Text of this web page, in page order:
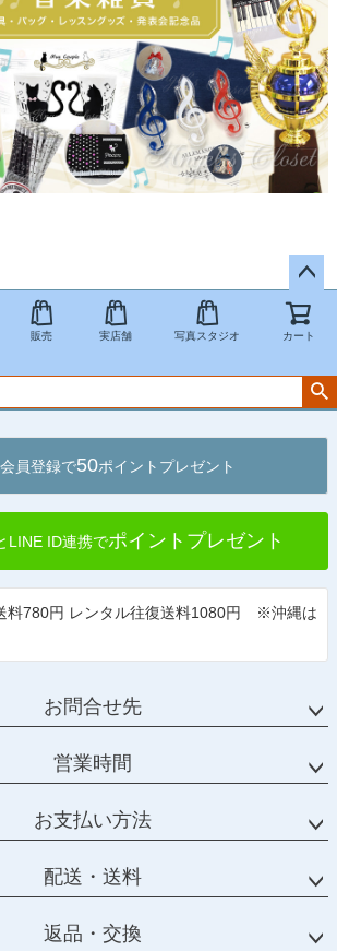
ペー
ジト
へ
販売 実店舗 写真スタジオ カート
員登録で50ポイントプレゼント
LINE ID連携でポイントプレゼント
780円 レンタル往復送料1080円 ※沖縄は
お問合せ先
営業時間
お支払い方法
配送・送料
返品・交換